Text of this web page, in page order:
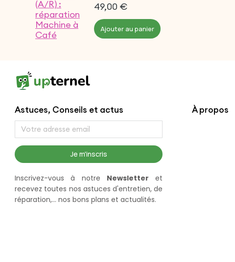
49,00 €
Ajouter au panier
Astuces, Conseils et actus
Je m'inscris
Inscrivez-vous à notre Newsletter et
recevez toutes nos astuces d'entretien, de
réparation,... nos bons plans et actualités.
À propos